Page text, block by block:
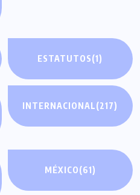
ESTATUTOS(1)
INTERNACIONAL(217)
MÉXICO(61)